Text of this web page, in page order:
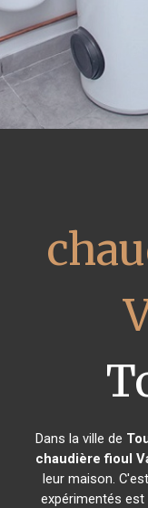
Dans la ville de
chaudière fioul
leur maison.
expérimentés